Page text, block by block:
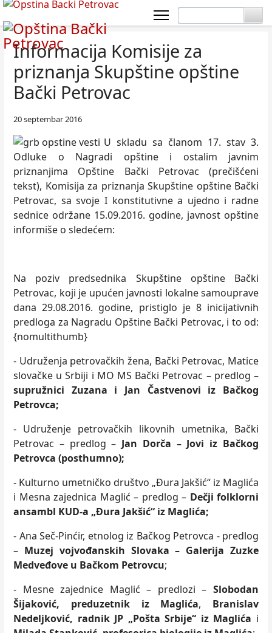
Informacija Komisije za
priznanja Skupštine opštine
Bački Petrovac
20 septembar 2016
U skladu sa članom 17. stav 3.
Odluke o Nagradi opštine i ostalim javnim
priznanjima Opštine Bački Petrovac (prečišćeni
tekst), Komisija za priznanja Skupštine opštine Bački
Petrovac, sa svoje I konstitutivne a ujedno i radne
sednice održane 15.09.2016. godine, javnost opštine
informiše o sledećem:
Na poziv predsednika Skupštine opštine Bački
Petrovac, koji je upućen javnosti lokalne samouprave
dana 29.08.2016. godine, pristiglo je 8 inicijativnih
predloga za Nagradu Opštine Bački Petrovac, i to od:
{nomultithumb}
- Udruženja petrovačkih žena, Bački Petrovac, Matice
slovačke u Srbiji i MO MS Bački Petrovac – predlog –
supružnici Zuzana i Jan Častvenovi iz Bačkog
Petrovca;
- Udruženje petrovačkih likovnih umetnika, Bački
Petrovac – predlog – Jan Dorča – Jovi iz Bačkog
Petrovca (posthumno);
- Kulturno umetničko društvo „Đura Jakšić“ iz Maglića
i Mesna zajednica Maglić – predlog – Dečji folklorni
ansambl KUD-a „Đura Jakšić“ iz Maglića;
- Ana Seč-Pinćir, etnolog iz Bačkog Petrovca - predlog
– Muzej vojvođanskih Slovaka – Galerija Zuzke
Medveđove u Bačkom Petrovcu;
- Mesne zajednice Maglić – predlozi – Slobodan
Šijaković, preduzetnik iz Maglića, Branislav
Nedeljković, radnik JP „Pošta Srbije“ iz Maglića i